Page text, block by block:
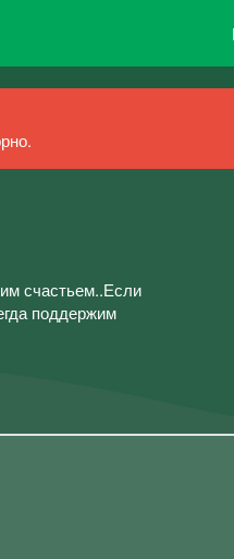
счастьем..Если
поддержим